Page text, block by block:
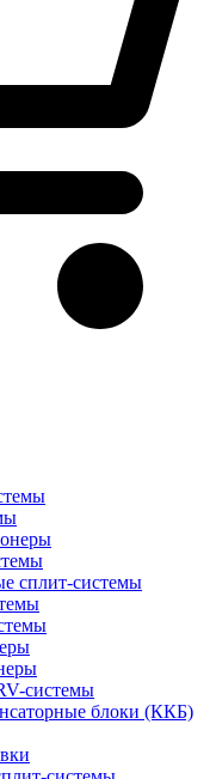
сплит-системы
системы
блоки (ККБ)